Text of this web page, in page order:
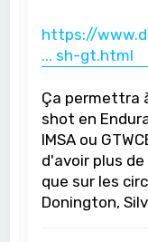
https://
... sh-gt.html
Ça permettra
shot en
IMSA ou
d'avoir plus
que sur les
Donington,